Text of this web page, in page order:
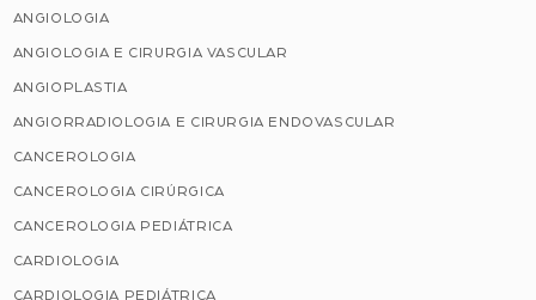
ANGIOLOGIA
ANGIOLOGIA E CIRURGIA VASCULAR
ANGIOPLASTIA
ANGIORRADIOLOGIA E CIRURGIA ENDOVASCULAR
CANCEROLOGIA
CANCEROLOGIA CIRÚRGICA
CANCEROLOGIA PEDIÁTRICA
CARDIOLOGIA
CARDIOLOGIA PEDIÁTRICA